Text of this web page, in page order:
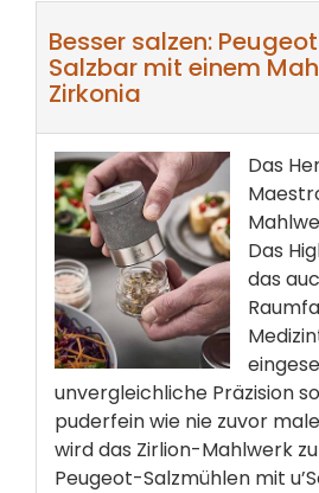
Besser salzen:
Salzbar mit einem
Zirkonia
Das
Das
das
unvergleichliche Präzision
puderfein wie nie zuvor
wird das Zirlion-Mahlwerk
Peugeot-Salzmühlen mit